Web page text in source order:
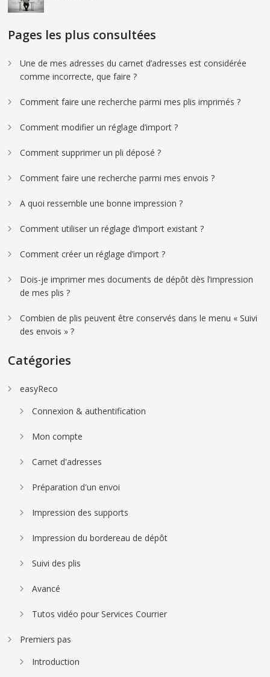
Pages les plus consultées
Une de mes adresses du carnet d’adresses est considérée
comme incorrecte, que faire ?
Comment faire une recherche parmi mes plis imprimés ?
Comment modifier un réglage d’import ?
Comment supprimer un pli déposé ?
Comment faire une recherche parmi mes envois ?
A quoi ressemble une bonne impression ?
Comment utiliser un réglage d’import existant ?
Comment créer un réglage d’import ?
Dois-je imprimer mes documents de dépôt dès l’impression
de mes plis ?
Combien de plis peuvent être conservés dans le menu « Suivi
des envois » ?
Catégories
easyReco
Connexion & authentification
Mon compte
Carnet d'adresses
Préparation d'un envoi
Impression des supports
Impression du bordereau de dépôt
Suivi des plis
Avancé
Tutos vidéo pour Services Courrier
Premiers pas
Introduction